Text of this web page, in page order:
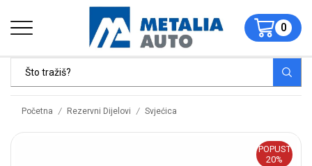
0
Početna / Rezervni Dijelovi / Svjećica
POPUST
20%